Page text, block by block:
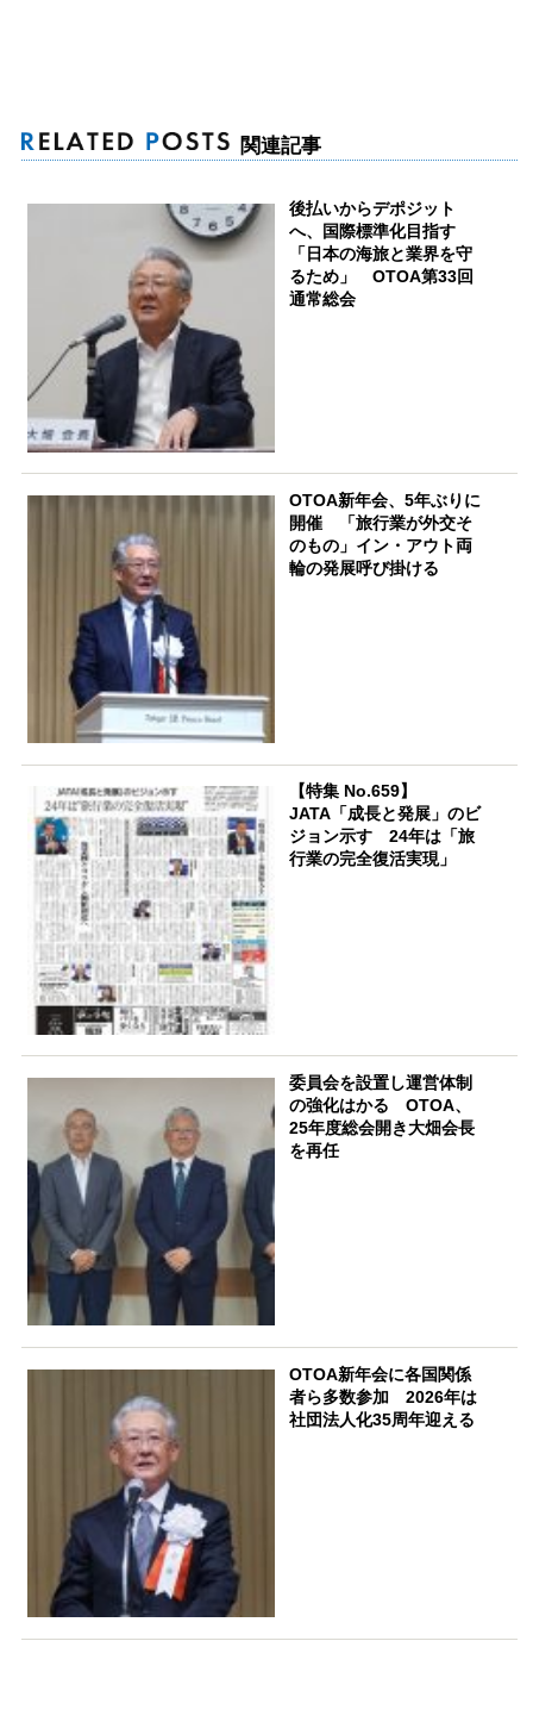
関連記事
後払いからデポジット
へ、国際標準化目指す
「日本の海旅と業界を守
るため」 OTOA第33回
通常総会
OTOA新年会、5年ぶりに
開催 「旅行業が外交そ
のもの」イン・アウト両
輪の発展呼び掛ける
【特集 No.659】
JATA「成長と発展」のビ
ジョン示す 24年は「旅
行業の完全復活実現」
委員会を設置し運営体制
の強化はかる OTOA、
25年度総会開き大畑会長
を再任
OTOA新年会に各国関係
者ら多数参加 2026年は
社団法人化35周年迎える